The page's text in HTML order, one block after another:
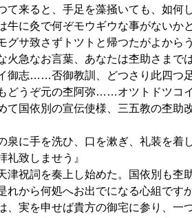
て来ると、手足を藻掻いても、如
牛に灸で何ぞモウギウな事がないか
グサ致さずトツトと帰つたがよからう
火急なお言葉、あなたは杢助さま
御志……否御教訓、どつさり此四つ
どうぞ元の杢阿弥……オツトドツコ
て国依別の宣伝使様、三五教の杢
泉に手を洗ひ、口を漱ぎ、礼装を着し
礼致しませう』
津祝詞を奏上し始めた。国依別も杢
から何処へお出でになる心組ですか
、実を申せば貴方の御宅に参り、一